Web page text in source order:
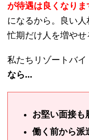
が待遇は良くなりま
になるから。良い
忙期だけ人を増やせ
私たちリゾートバ
なら...
お堅い面接も
働く前から派